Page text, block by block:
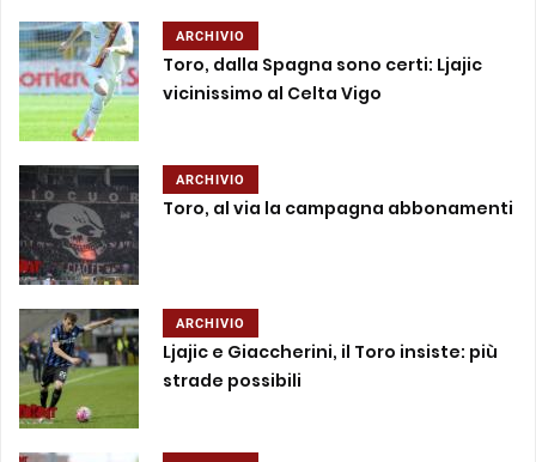
ARCHIVIO
Toro, dalla Spagna sono certi: Ljajic
vicinissimo al Celta Vigo
ARCHIVIO
Toro, al via la campagna abbonamenti
ARCHIVIO
Ljajic e Giaccherini, il Toro insiste: più
strade possibili